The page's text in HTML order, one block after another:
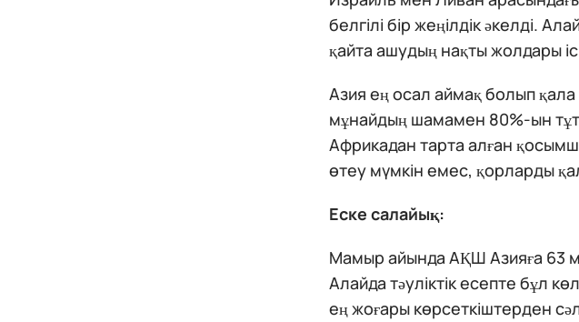
белгілі бір жеңілдік әкелді.
қайта ашудың нақты жолдары
Азия ең осал аймақ болып
мұнайдың шамамен 80%-ын
Африкадан тарта алған
өтеу мүмкін емес, қорларды
Еске салайық:
Мамыр айында АҚШ Азияға 63
Алайда тәуліктік есепте бұл
ең жоғары көрсеткіштерден